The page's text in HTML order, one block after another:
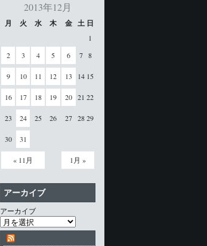
2013年12月
月 火 水 木 金 土 日
« 11月 1月 »
1
2
3 4 5 6 7 8
9 10 11 12 13 14 15
16 17 18 19 20 21 22
23 24 25 26 27 28 29
30 31
アーカイブ
アーカイブ